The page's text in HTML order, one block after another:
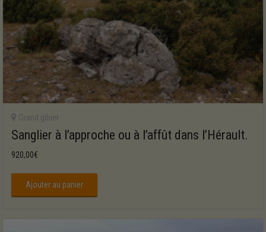
Grand gibier
Sanglier à l’approche ou à l’affût dans l’Hérault.
920,00€
Ajouter au panier